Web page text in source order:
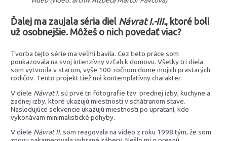
Ďalej ma zaujala séria diel Návrat I.-III., ktoré boli
už osobnejšie. Môžeš o nich povedať viac?
Tvorba tejto série ma veľmi bavila. Cez tieto práce som
poukazovala na svoj intenzívny vzťah k domovu. Všetky tri diela
som vytvorila v starom, vyše 100-ročnom dome mojich prastarých
rodičov. Tento projekt tiež má kontemplatívny charakter.
V diele Návrat I.sú prvé tri fotografie tzv. prednej izby, kuchyne a
zadnej izby, ktoré ukazujú miestnosti v schátranom stave.
Nasledujúce sekvencie ukazujú miestnosti po uprataní, kde
vykonávam minimalistické pohyby.
V diele Návrat II.som reagovala na video z roku 1998 tým, že som